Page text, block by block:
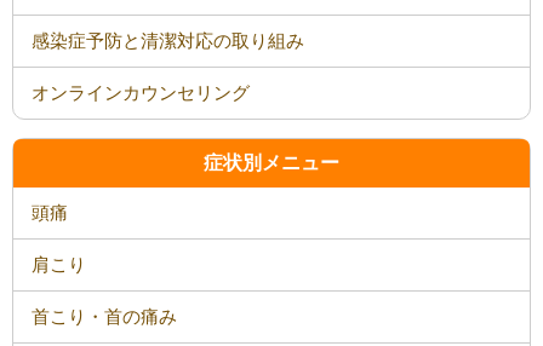
感染症予防と清潔対応の取り組み
オンラインカウンセリング
症状別メニュー
頭痛
肩こり
首こり・首の痛み